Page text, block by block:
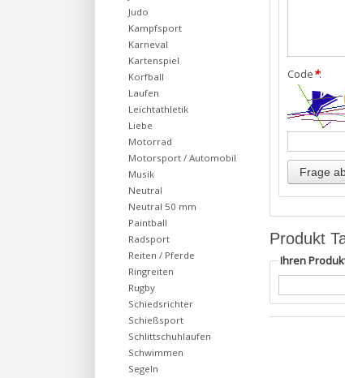
Code*:
Produkt
Ihren
Judo
Kampfsport
Karneval
Kartenspiel
Korfball
Laufen
Leichtathletik
Liebe
Motorrad
Motorsport / Automobil
Musik
Neutral
Neutral 50 mm
Paintball
Radsport
Reiten / Pferde
Ringreiten
Rugby
Schiedsrichter
Schießsport
Schlittschuhlaufen
Schwimmen
Segeln